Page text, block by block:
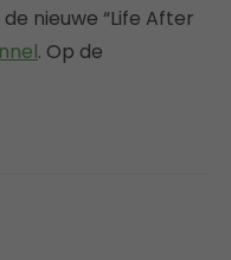
nieuwe “Life After
. Op de